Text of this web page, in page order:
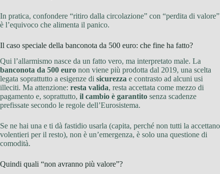
In pratica, confondere “ritiro dalla circolazione” con “perdita di valore”
è l’equivoco che alimenta il panico.
Il caso speciale della banconota da 500 euro: che fine ha fatto?
Qui l’allarmismo nasce da un fatto vero, ma interpretato male. La
banconota da 500 euro non viene più prodotta dal 2019, una scelta
legata soprattutto a esigenze di sicurezza e contrasto ad alcuni usi
illeciti. Ma attenzione: resta valida, resta accettata come mezzo di
pagamento e, soprattutto, il cambio è garantito senza scadenze
prefissate secondo le regole dell’Eurosistema.
Se ne hai una e ti dà fastidio usarla (capita, perché non tutti la accettano
volentieri per il resto), non è un’emergenza, è solo una questione di
comodità.
Quindi quali “non avranno più valore”?